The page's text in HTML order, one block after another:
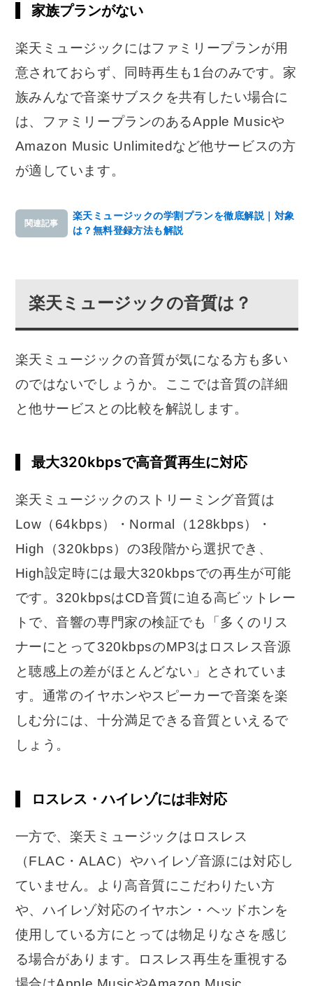
家族プランがない
楽天ミュージックにはファミリープランが用
意されておらず、同時再生も1台のみです。家
族みんなで音楽サブスクを共有したい場合に
は、ファミリープランのあるApple Musicや
Amazon Music Unlimitedなど他サービスの方
が適しています。
関連記事
楽天ミュージックの学割プランを徹底解説｜対象
は？無料登録方法も解説
楽天ミュージックの音質は？
楽天ミュージックの音質が気になる方も多い
のではないでしょうか。ここでは音質の詳細
と他サービスとの比較を解説します。
最大320kbpsで高音質再生に対応
楽天ミュージックのストリーミング音質は
Low（64kbps）・Normal（128kbps）・
High（320kbps）の3段階から選択でき、
High設定時には最大320kbpsでの再生が可能
です。320kbpsはCD音質に迫る高ビットレー
トで、音響の専門家の検証でも「多くのリス
ナーにとって320kbpsのMP3はロスレス音源
と聴感上の差がほとんどない」とされていま
す。通常のイヤホンやスピーカーで音楽を楽
しむ分には、十分満足できる音質といえるで
しょう。
ロスレス・ハイレゾには非対応
一方で、楽天ミュージックはロスレス
（FLAC・ALAC）やハイレゾ音源には対応し
ていません。より高音質にこだわりたい方
や、ハイレゾ対応のイヤホン・ヘッドホンを
使用している方にとっては物足りなさを感じ
る場合があります。ロスレス再生を重視する